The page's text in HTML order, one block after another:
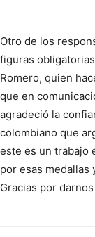
Otro de los
figuras
Romero, quien
que en
agradeció la
colombiano que
este es un trabajo
por esas medallas
Gracias por